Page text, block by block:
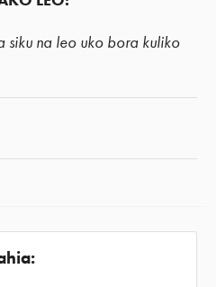
siku na leo uko bora kuliko